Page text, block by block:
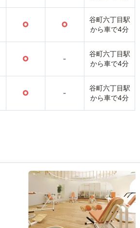
○ ○
谷町六丁目駅
から車で4分
○ -
谷町六丁目駅
から車で4分
○ -
谷町六丁目駅
から車で4分